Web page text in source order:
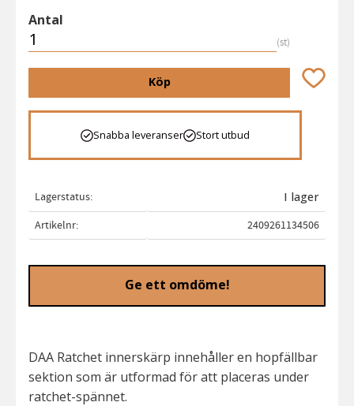
Antal
st
Köp Lägg till
Snabba leveranser Stort utbud
Lagerstatus
I lager
Artikelnr
2409261134506
Ge ett omdöme!
DAA Ratchet innerskärp innehåller en hopfällbar
sektion som är utformad för att placeras under
ratchet-spännet.